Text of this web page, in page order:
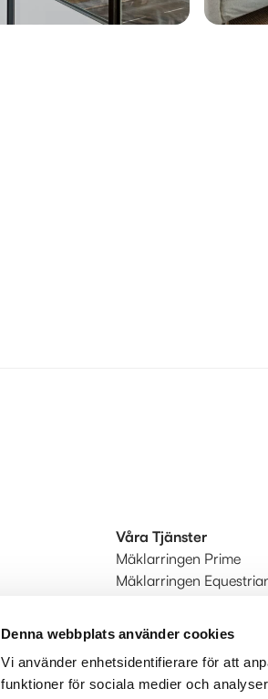
Denna webbplats använder cookies
Vi använder enhetsidentifierare för att
funktioner för sociala medier och
Våra Tjänster
Mäklarringen Prime
Mäklarringen
Ringmärkt
Kunderbjudanden